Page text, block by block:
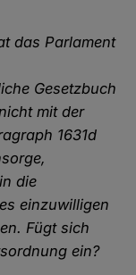
das Parlament
Gesetzbuch
mit der
1631d
die
einzuwilligen
Fügt sich
ein?